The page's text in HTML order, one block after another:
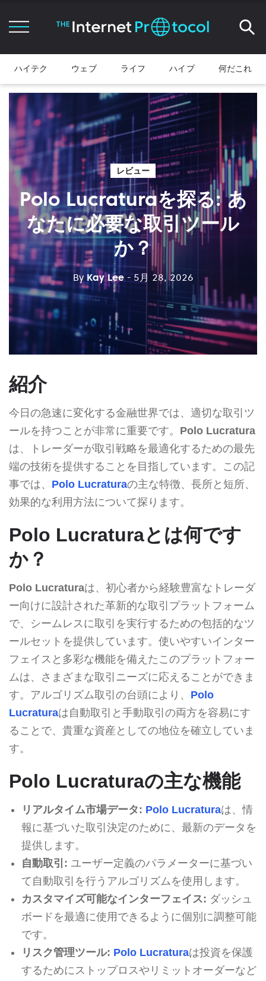
ハイテク ウェブ ライフ ハイプ 何だこれ
レビュー
Polo Lucraturaを探る: あ
なたに必要な取引ツール
か？
By Kay Lee - 5月 28, 2026
紹介
今日の急速に変化する金融世界では、適切な取引ツ
ールを持つことが非常に重要です。 Polo Lucratura
は、トレーダーが取引戦略を最適化するための最先
端の技術を提供することを目指しています。この記
事では、 Polo Lucraturaの主な特徴、長所と短所、
効果的な利用方法について探ります。
Polo Lucraturaとは何です
か？
Polo Lucraturaは、初心者から経験豊富なトレーダ
ー向けに設計された革新的な取引プラットフォーム
で、シームレスに取引を実行するための包括的なツ
ールセットを提供しています。使いやすいインター
フェイスと多彩な機能を備えたこのプラットフォー
ムは、さまざまな取引ニーズに応えることができま
す。アルゴリズム取引の台頭により、 Polo
Lucraturaは自動取引と手動取引の両方を容易にす
ることで、貴重な資産としての地位を確立していま
す。
Polo Lucraturaの主な機能
リアルタイム市場データ: Polo Lucraturaは、情
報に基づいた取引決定のために、最新のデータを
提供します。
自動取引: ユーザー定義のパラメーターに基づい
て自動取引を行うアルゴリズムを使用します。
カスタマイズ可能なインターフェイス: ダッシュ
ボードを最適に使用できるように個別に調整可能
です。
リスク管理ツール: Polo Lucraturaは投資を保護
するためにストップロスやリミットオーダーなど